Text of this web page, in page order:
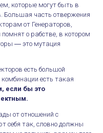
которые могут быть в
Большая часть отвержения
от Генераторов,
помнят о рабстве, в котором
― это мутация
есть большой
комбинации есть такая
если бы это
от отношений с
себя так, словно должны